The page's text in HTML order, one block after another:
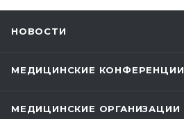
НОВОСТИ
МЕДИЦИНСКИЕ КОНФЕРЕНЦИИ
МЕДИЦИНСКИЕ ОРГАНИЗАЦИИ